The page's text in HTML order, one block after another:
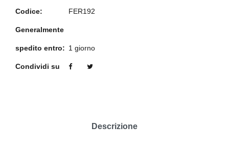
Codice: FER192
Generalmente
spedito entro: 1 giorno
Condividi su
Descrizione